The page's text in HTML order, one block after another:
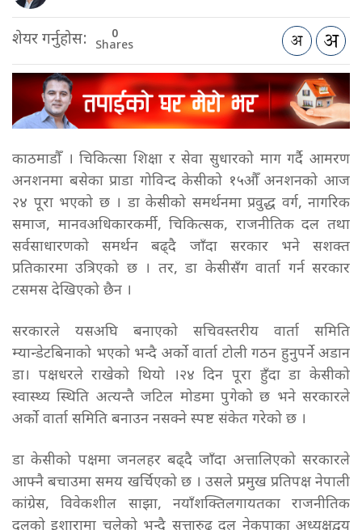
शेयर गर्नुहोस: 0
Shares
काठमाडौँ । चिकित्सा शिक्षा र सेवा सुधारको माग गर्दै आमरण
अनशनमा बसेका प्राडा गोविन्द केसीको १५औँ अनशनको आज
२४ पूरा भएको छ । डा केसीको समर्थनमा प्रवुद्ध वर्ग, नागरिक
समाज, मानवअधिकारकर्मी, चिकित्सक, राजनीतिक दल तथा
सर्वसाधारणको समर्थन बढ्दै जाँदा सरकार भने सशक्त
प्रतिकारमा उत्रिएको छ । तर, डा केसीसँग वार्ता गर्न सरकार
टसमस देखिएको छैन ।
सरकारले यसअघि बनाएको सचिवस्तरीय वार्ता समिति
म्यान्डेटबिनाको भएको भन्दै अर्को वार्ता टोली गठन हुनुपर्ने अडान
डा। पक्षधरले राखेको थियो ।२४ दिन पूरा हुँदा डा केसीको
स्वास्थ्य स्थिति अत्यन्तै जटिल मोडमा पुगेको छ भने सरकारले
अर्को वार्ता समिति बनाउन नसक्ने स्पष्ट संकेत गरेको छ ।
डा केसीको पक्षमा जनलहर बढ्दै जाँदा अत्तालिएको सरकारले
आफ्नै बचाउमा समय खर्चिएको छ । उसले प्रमुख प्रतिपक्ष नेपाली
कांग्रेस, विवेकशील साझा, नयाँशक्तिलगायतका राजनीतिक
दलको इशारामा चलेको भन्दै सत्तारुढ दल नेकपाका अध्यक्षद्वय